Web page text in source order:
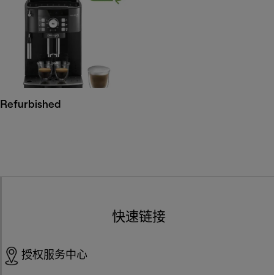
Refurbished
快速链接
授权服务中心